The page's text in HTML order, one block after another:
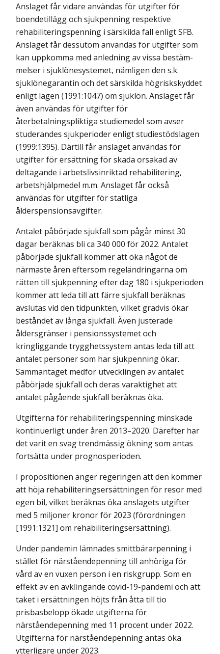
Anslaget får vidare användas för utgifter för
boendetillägg och sjuk­penning respektive
rehabiliteringspenning i särskilda fall enligt SFB.
Anslaget får dessutom användas för utgifter som
kan uppkomma med anledning av vissa bestäm­
melser i sjuklönesystemet, nämligen den s.k.
sjuklönegarantin och det sär­skilda högriskskyddet
enligt lagen (1991:1047) om sjuklön. Anslaget får
även användas för utgifter för
återbetalningspliktiga studiemedel som avser
studerandes sjukperioder enligt studiestödslagen
(1999:1395). Därtill får anslaget användas för
utgifter för ersättning för skada orsakad av
deltagande i arbetslivsinriktad rehabilitering,
arbetshjälpmedel m.m. Anslaget får också
användas för utgifter för statliga
ålderspensionsavgifter.
Antalet påbörjade sjukfall som pågår minst 30
dagar beräknas bli ca 340 000 för 2022. Antalet
påbörjade sjukfall kommer att öka något de
närmaste åren eftersom regeländringarna om
rätten till sjukpenning efter dag 180 i sjukperioden
kommer att leda till att färre sjukfall beräknas
avslutas vid den tidpunkten, vilket gradvis ökar
beståndet av långa sjukfall. Även justerade
åldersgränser i pensionssystemet och
kringliggande trygghetssystem antas leda till att
antalet personer som har sjukpenning ökar.
Sammantaget medför utvecklingen av antalet
påbörjade sjukfall och deras varaktighet att
antalet pågående sjukfall beräknas öka.
Utgifterna för rehabiliteringspenning minskade
kontinuerligt under åren 2013–2020. Därefter har
det varit en svag trendmässig ökning som antas
fort­sätta under prognosperioden.
I propositionen anger regeringen att den kommer
att höja rehabiliterings­ersättningen för resor med
egen bil, vilket beräknas öka anslagets utgifter
med 5 miljoner kronor för 2023 (förordningen
[1991:1321] om rehabiliterings­ersättning).
Under pandemin lämnades smittbärarpenning i
stället för närstående­penning till anhöriga för
vård av en vuxen person i en riskgrupp. Som en
effekt av en avklingande covid-19-pandemi och att
taket i ersättningen höjts från åtta till tio
prisbasbelopp ökade utgifterna för
närståendepenning med 11 procent under 2022.
Utgifterna för närståendepenning antas öka
ytterligare under 2023.